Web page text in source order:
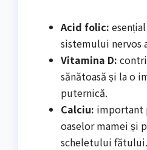
Acid folic:
sistemului nervos
Vitamina D:
sănătoasă și la o
puternică.
Calciu: important
oaselor mamei și
scheletului fătului.